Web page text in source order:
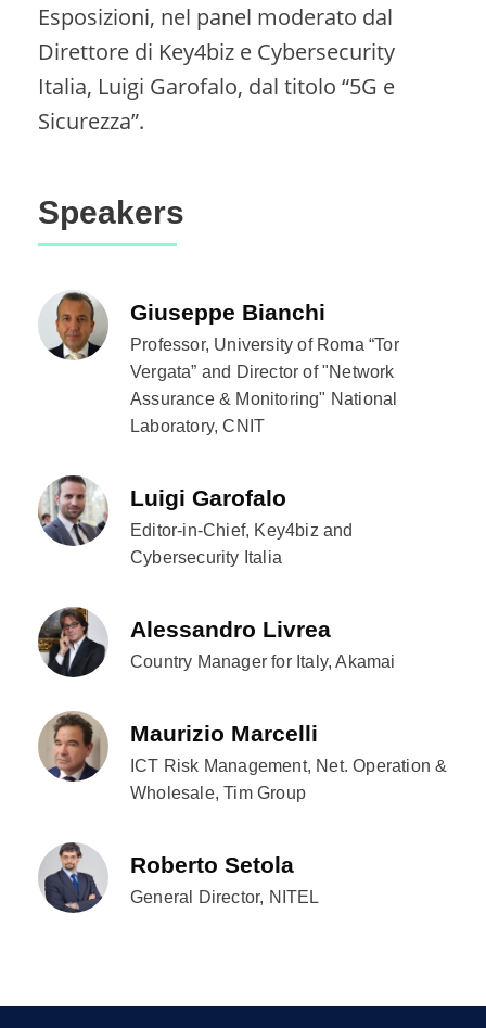
Esposizioni, nel panel moderato dal
Direttore di Key4biz e Cybersecurity
Italia, Luigi Garofalo, dal titolo “5G e
Sicurezza”.
Speakers
Giuseppe Bianchi
Professor, University of Roma “Tor
Vergata” and Director of "Network
Assurance & Monitoring" National
Laboratory, CNIT
Luigi Garofalo
Editor-in-Chief, Key4biz and
Cybersecurity Italia
Alessandro Livrea
Country Manager for Italy, Akamai
Maurizio Marcelli
ICT Risk Management, Net. Operation &
Wholesale, Tim Group
Roberto Setola
General Director, NITEL